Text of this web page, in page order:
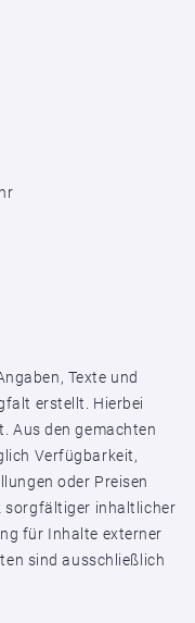
Texte und
erstellt. Hierbei
Aus den gemachten
Verfügbarkeit,
oder Preisen
sorgfältiger inhaltlicher
für Inhalte externer
sind ausschließlich